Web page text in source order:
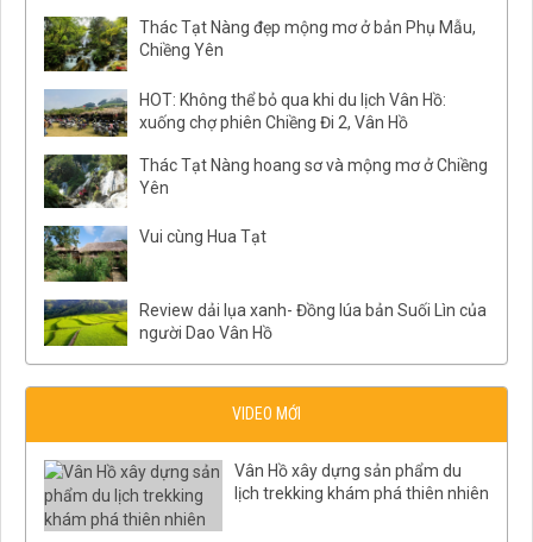
Thác Tạt Nàng đẹp mộng mơ ở bản Phụ Mẫu,
Chiềng Yên
HOT: Không thể bỏ qua khi du lịch Vân Hồ:
xuống chợ phiên Chiềng Đi 2, Vân Hồ
Thác Tạt Nàng hoang sơ và mộng mơ ở Chiềng
Yên
Vui cùng Hua Tạt
Review dải lụa xanh- Đồng lúa bản Suối Lìn của
người Dao Vân Hồ
VIDEO MỚI
Vân Hồ xây dựng sản phẩm du
lịch trekking khám phá thiên nhiên